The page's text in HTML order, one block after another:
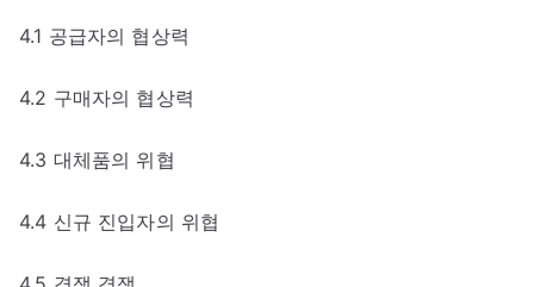
4.1 공급자의 협상력
4.2 구매자의 협상력
4.3 대체품의 위협
4.4 신규 진입자의 위협